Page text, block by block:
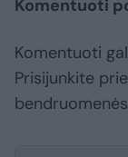
Komentuoti
Komentuoti
Prisijunkite